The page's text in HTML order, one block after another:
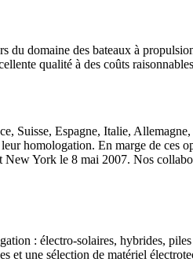
domaine des bateaux à
qualité à des coûts
Suisse, Espagne, Italie,
homologation. En marge de ces
York le 8 mai 2007. Nos
: électro-solaires, hybrides,
et une sélection de matériel